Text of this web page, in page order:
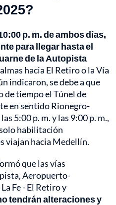
p. m. de ambos días,
para llegar hasta el
de la Autopista
hacia El Retiro o la Vía
indicaron, se debe a que
de tiempo el Túnel de
en sentido Rionegro-
5:00 p. m. y las 9:00 p. m.,
habilitación
viajan hacia Medellín.
que las vías
Aeropuerto-
Fe - El Retiro y
tendrán alteraciones y